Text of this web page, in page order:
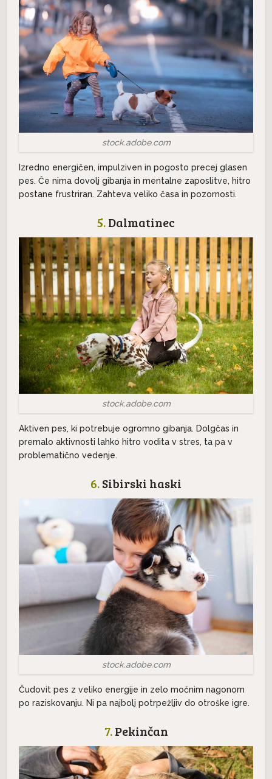
stock.adobe.com
Izredno energičen, impulziven in pogosto precej glasen
pes. Če nima dovolj gibanja in mentalne zaposlitve, hitro
postane frustriran. Zahteva veliko časa in pozornosti.
5.Dalmatinec
stock.adobe.com
Aktiven pes, ki potrebuje ogromno gibanja. Dolgčas in
premalo aktivnosti lahko hitro vodita v stres, ta pa v
problematično vedenje.
6.Sibirski haski
stock.adobe.com
Čudovit pes z veliko energije in zelo močnim nagonom
po raziskovanju. Ni pa najbolj potrpežljiv do otroške igre.
7.Pekinčan